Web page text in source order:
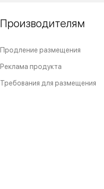
Производителям
Продление размещения
Реклама продукта
Требования для размещения